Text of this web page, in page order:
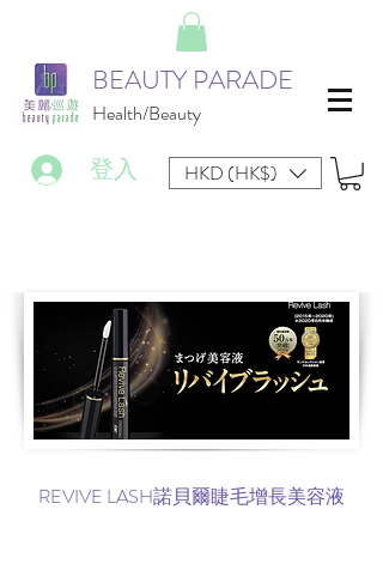
BEAUTY PARADE
Health/Beauty
登入 HKD (HK$)
REVIVE LASH諾貝爾睫毛增長美容液